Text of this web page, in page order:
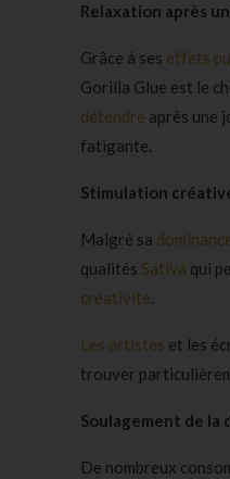
Relaxation après
Grâce à ses effets
Gorilla Glue est le
détendre après une
fatigante.
Stimulation
Malgré sa
qualités Sativa qui
créativité.
Les artistes et les
trouver
Soulagement de la
De nombreux